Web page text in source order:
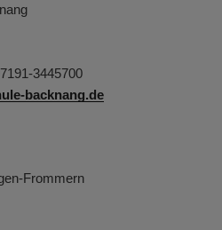
3445700
backnang.de
Frommern